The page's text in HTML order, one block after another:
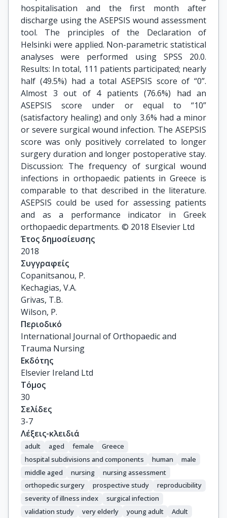
hospitalisation and the first month after
discharge using the ASEPSIS wound assessment
tool. The principles of the Declaration of
Helsinki were applied. Non-parametric statistical
analyses were performed using SPSS 20.0.
Results: In total, 111 patients participated; nearly
half (49.5%) had a total ASEPSIS score of “0”.
Almost 3 out of 4 patients (76.6%) had an
ASEPSIS score under or equal to “10”
(satisfactory healing) and only 3.6% had a minor
or severe surgical wound infection. The ASEPSIS
score was only positively correlated to longer
surgery duration and longer postoperative stay.
Discussion: The frequency of surgical wound
infections in orthopaedic patients in Greece is
comparable to that described in the literature.
ASEPSIS could be used for assessing patients
and as a performance indicator in Greek
orthopaedic departments. © 2018 Elsevier Ltd
Έτος δημοσίευσης
2018
Συγγραφείς
Copanitsanou, P.
Kechagias, V.A.
Grivas, T.B.
Wilson, P.
Περιοδικό
International Journal of Orthopaedic and
Trauma Nursing
Εκδότης
Elsevier Ireland Ltd
Τόμος
30
Σελίδες
3-7
Λέξεις-κλειδιά
adult aged female
Greece
hospital subdivisions and components
human
male
middle aged
nursing
nursing assessment
orthopedic surgery
prospective study
reproducibility
severity of illness index
surgical infection
validation study
very elderly young adult
Adult